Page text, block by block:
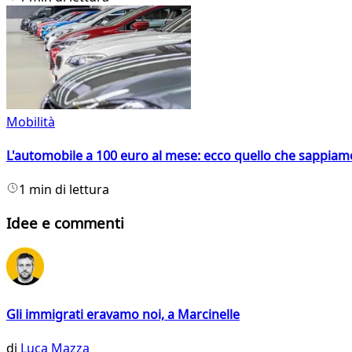
Mobilità
L'automobile a 100 euro al mese: ecco quello che
1 min di lettura
Idee e commenti
Gli immigrati eravamo noi, a Marcinelle
di Luca Mazza